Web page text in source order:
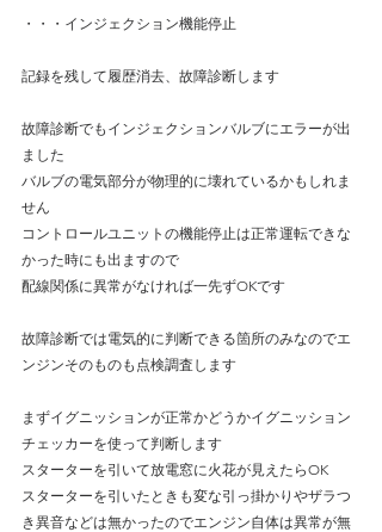
・・・インジェクション機能停止
記録を残して履歴消去、故障診断します
故障診断でもインジェクションバルブにエラーが出
ました
バルブの電気部分が物理的に壊れているかもしれま
せん
コントロールユニットの機能停止は正常運転できな
かった時にも出ますので
配線関係に異常がなければ一先ずOKです
故障診断では電気的に判断できる箇所のみなのでエ
ンジンそのものも点検調査します
まずイグニッションが正常かどうかイグニッション
チェッカーを使って判断します
スターターを引いて放電窓に火花が見えたらOK
スターターを引いたときも変な引っ掛かりやザラつ
き異音などは無かったのでエンジン自体は異常が無